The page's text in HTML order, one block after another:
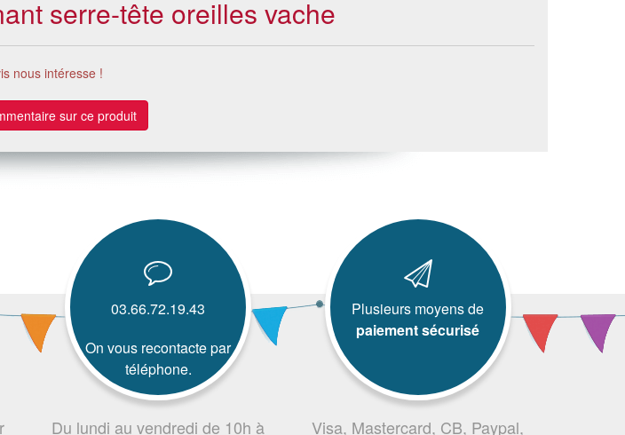
serre-tête oreilles vache
nous intéresse !
sur ce produit
03.66.72.19.43
On vous recontacte par
téléphone.
Du lundi au vendredi de 10h à
Plusieurs moyens de
paiement sécurisé
Visa, Mastercard, CB, Paypal,